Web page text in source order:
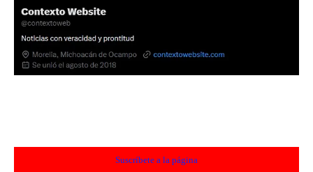
Suscríbete a la página